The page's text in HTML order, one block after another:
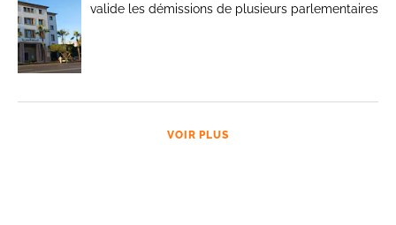
valide les démissions de plusieurs parlementaires
VOIR PLUS